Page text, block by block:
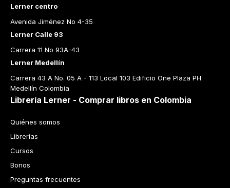
Lerner centro
Avenida Jiménez No 4-35
Lerner Calle 93
Carrera 11 No 93A-43
Lerner Medellín
Carrera 43 A No. 05 A - 113 Local 103 Edificio One Plaza PH
Medellín Colombia
Librería Lerner - Comprar libros en Colombia
Quiénes somos
Librerías
Cursos
Bonos
Preguntas frecuentes